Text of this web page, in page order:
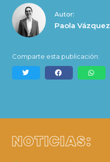
Autor:
Paola Vázquez
Comparte esta publicación:
NOTICIAS: